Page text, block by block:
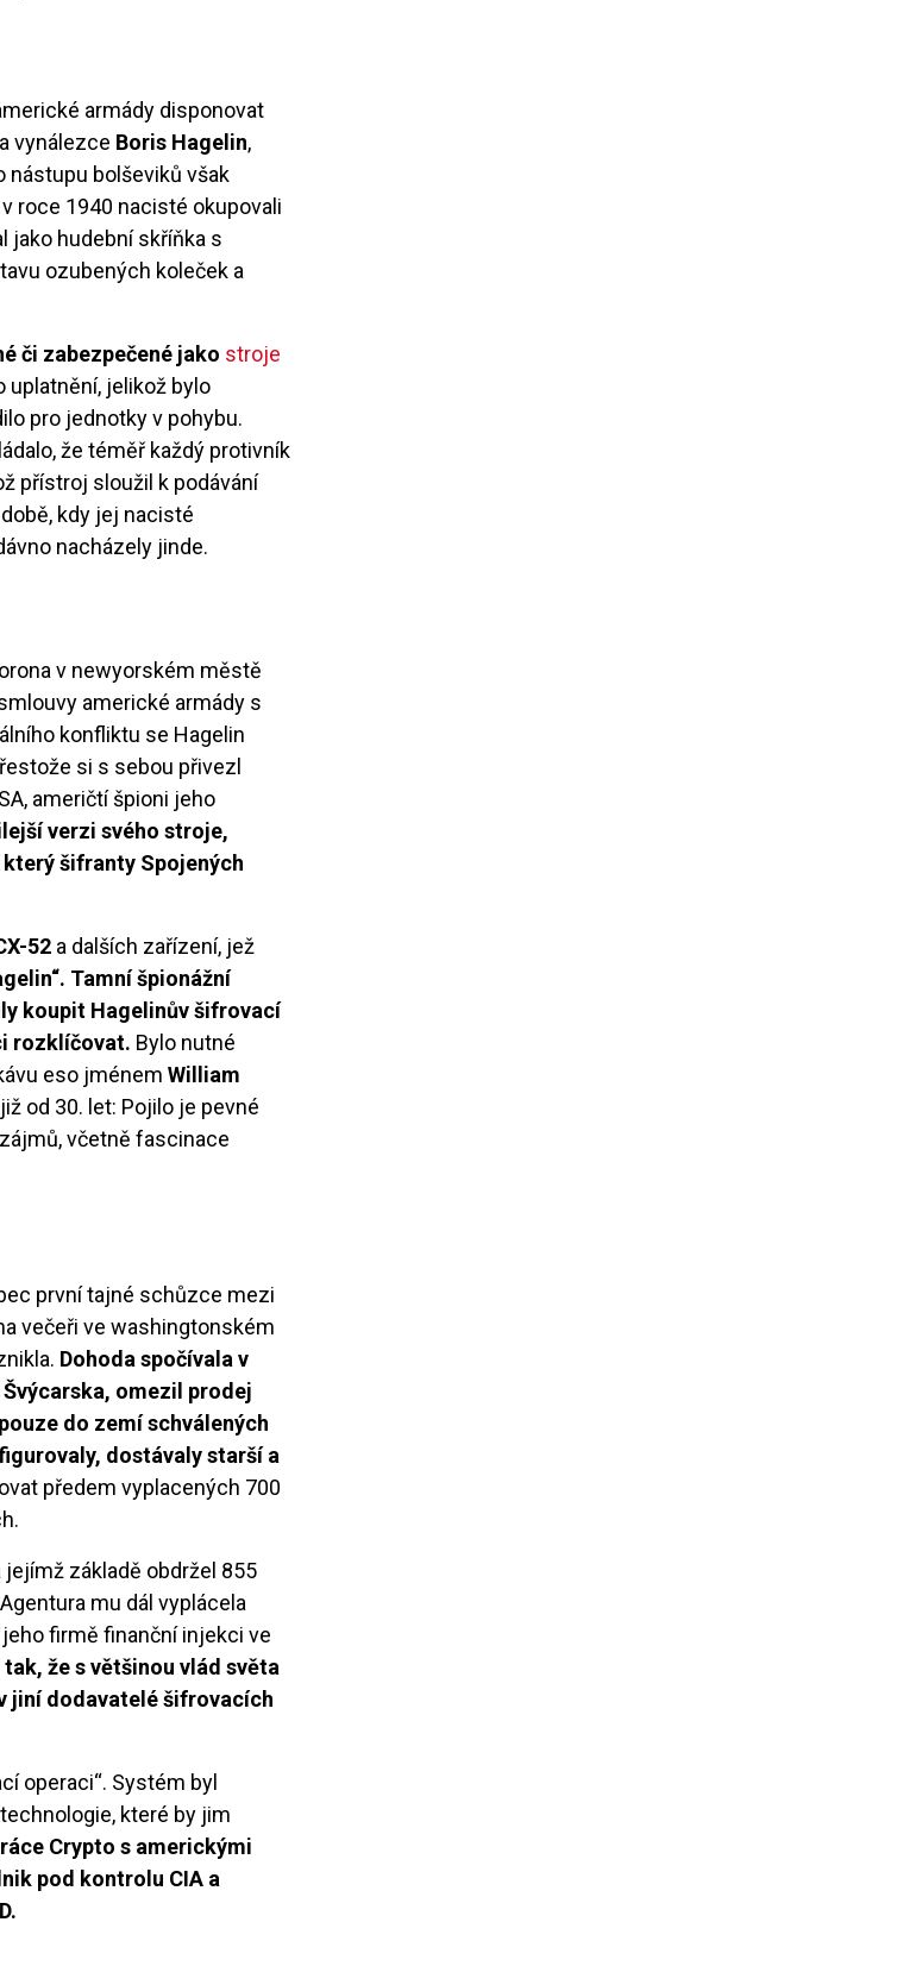
armády disponovat
vynálezce Boris Hagelin,
nástupu bolševiků však
roce 1940 nacisté okupovali
jako hudební skříňka s
ozubených koleček a
či zabezpečené jako stroje
uplatnění, jelikož bylo
pro jednotky v pohybu.
že téměř každý protivník
přístroj sloužil k podávání
kdy jej nacisté
nacházely jinde.
v newyorském městě
americké armády s
konfliktu se Hagelin
si s sebou přivezl
američtí špioni jeho
verzi svého stroje,
šifranty Spojených
52 a dalších zařízení, jež
Tamní špionážní
koupit Hagelinův šifrovací
rozklíčovat. Bylo nutné
eso jménemWilliam
od 30. let: Pojilo je pevné
včetně fascinace
první tajné schůzce mezi
večeři ve washingtonském
Dohoda spočívala v
omezil prodej
do zemí schválených
dostávaly starší a
předem vyplacených 700
jejímž základě obdržel 855
mu dál vyplácela
firmě finanční injekci ve
že s většinou vlád světa
jiní dodavatelé šifrovacích
operaci“. Systém byl
které by jim
Crypto s americkými
pod kontrolu CIA a